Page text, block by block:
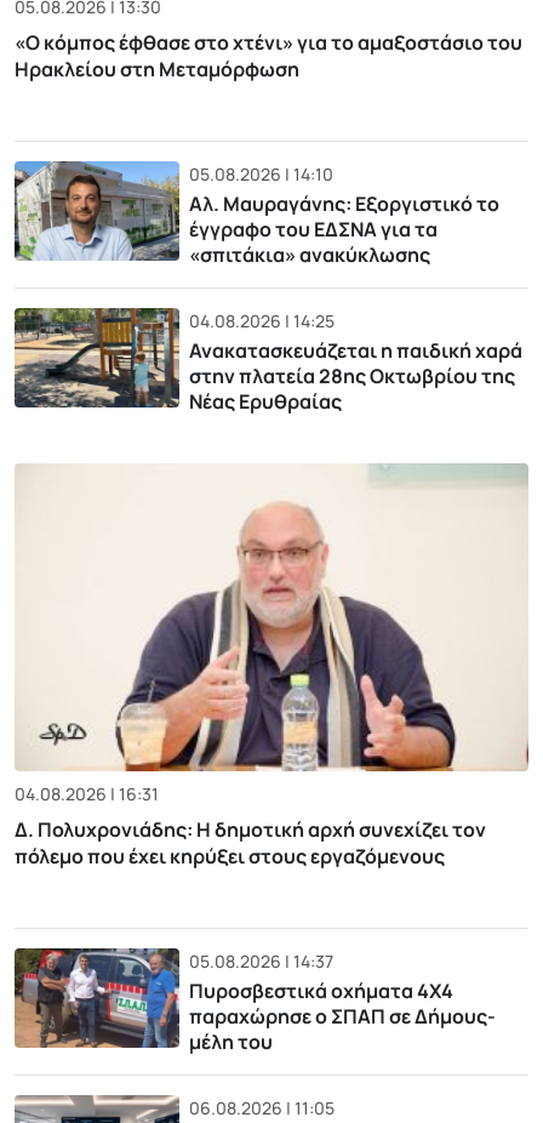
05.08.2026 | 13:30
«Ο κόμπος έφθασε στο χτένι» για το αμαξοστάσιο του
Ηρακλείου στη Μεταμόρφωση
05.08.2026 | 14:10
Αλ. Μαυραγάνης: Εξοργιστικό το
έγγραφο του ΕΔΣΝΑ για τα
«σπιτάκια» ανακύκλωσης
04.08.2026 | 14:25
Ανακατασκευάζεται η παιδική χαρά
στην πλατεία 28ης Οκτωβρίου της
Νέας Ερυθραίας
04.08.2026 | 16:31
Δ. Πολυχρονιάδης: Η δημοτική αρχή συνεχίζει τον
πόλεμο που έχει κηρύξει στους εργαζόμενους
05.08.2026 | 14:37
Πυροσβεστικά οχήματα 4Χ4
παραχώρησε ο ΣΠΑΠ σε Δήμους-
μέλη του
06.08.2026 | 11:05